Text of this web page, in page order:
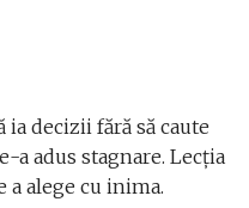
decizii fără să caute
a adus stagnare. Lecția
alege cu inima.